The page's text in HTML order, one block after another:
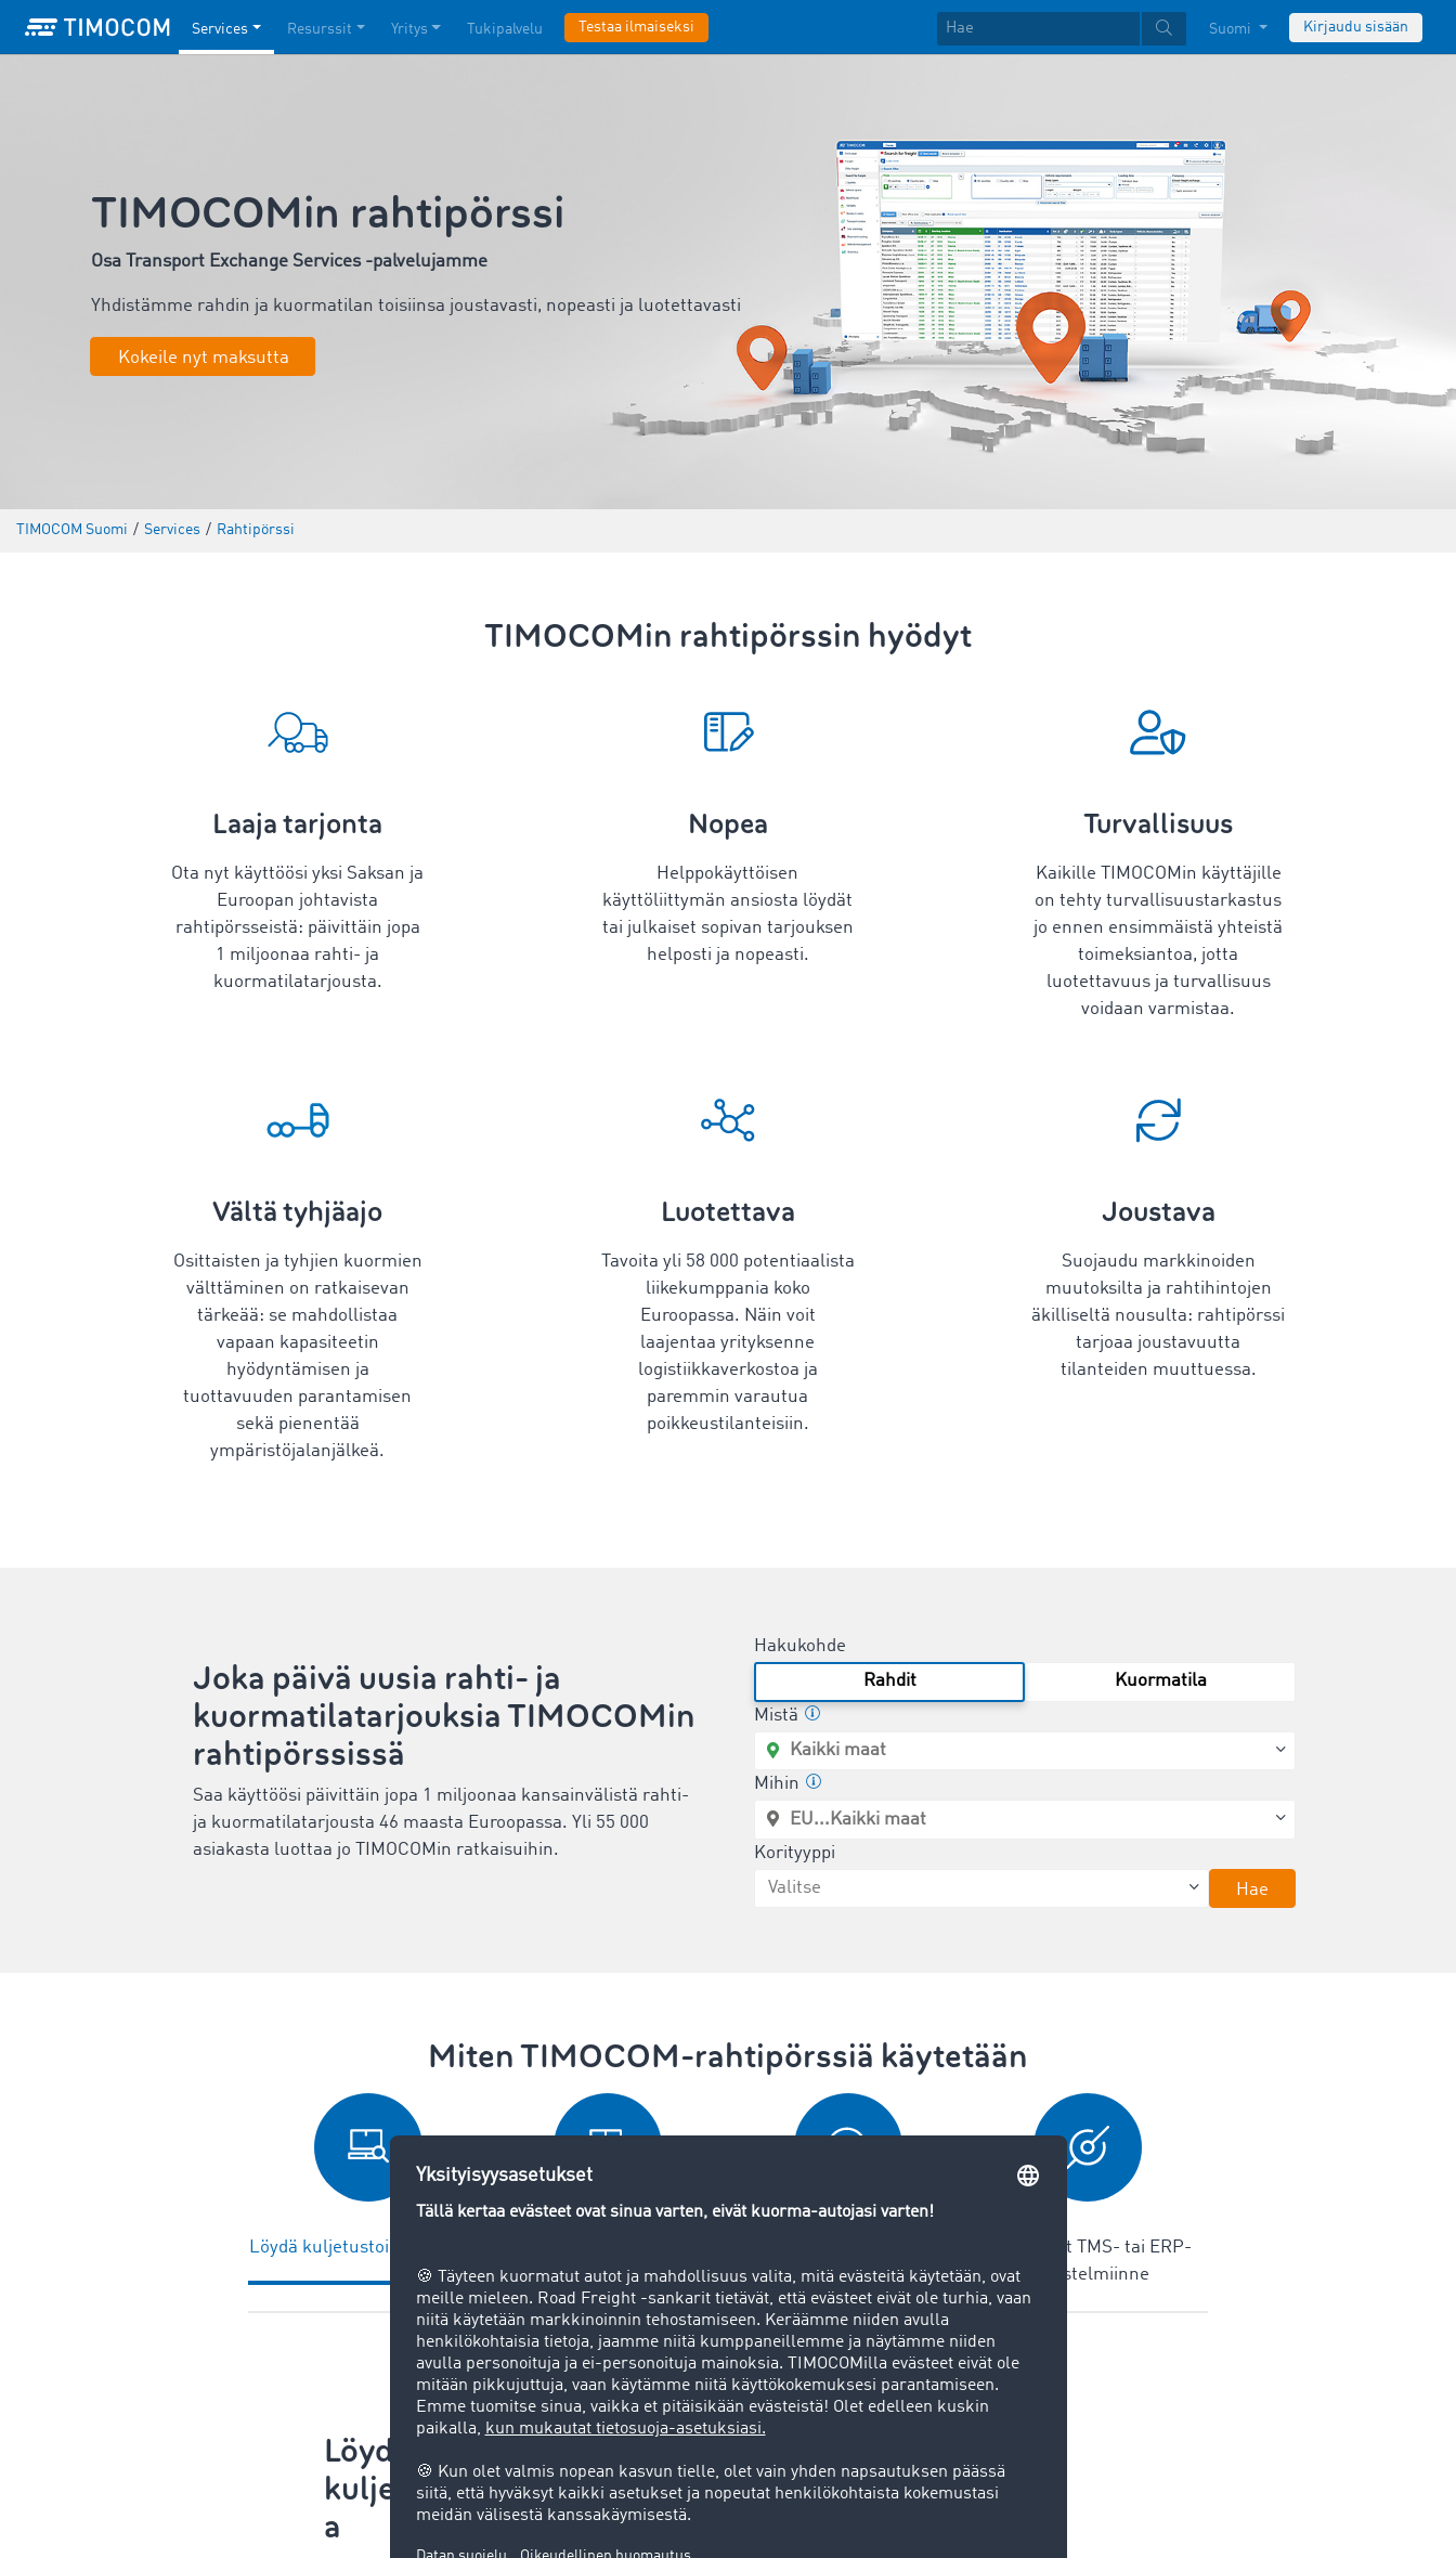
Services Resurssit Yritys Tukipalvelu Testaa ilmaiseksi Suomi Kirjaudu sisään
TIMOCOMin rahtipörssi
Osa Transport Exchange Services -palvelujamme
Yhdistämme rahdin ja kuormatilan toisiinsa joustavasti, nopeasti ja luotettavasti
Kokeile nyt maksutta
TIMOCOM Suomi / Services / Rahtipörssi
TIMOCOMin rahtipörssin hyödyt
Laaja tarjonta
Ota nyt käyttöösi yksi Saksan ja
Euroopan johtavista
rahtipörsseistä: päivittäin jopa
1 miljoonaa rahti- ja
kuormatilatarjousta.
Nopea
Helppokäyttöisen
käyttöliittymän ansiosta löydät
tai julkaiset sopivan tarjouksen
helposti ja nopeasti.
Turvallisuus
Kaikille TIMOCOMin käyttäjille
on tehty turvallisuustarkastus
jo ennen ensimmäistä yhteistä
toimeksiantoa, jotta
luotettavuus ja turvallisuus
voidaan varmistaa.
Vältä tyhjäajo
Osittaisten ja tyhjien kuormien
välttäminen on ratkaisevan
tärkeää: se mahdollistaa
vapaan kapasiteetin
hyödyntämisen ja
tuottavuuden parantamisen
sekä pienentää
ympäristöjalanjälkeä.
Luotettava
Tavoita yli 58 000 potentiaalista
liikekumppania koko
Euroopassa. Näin voit
laajentaa yrityksenne
logistiikkaverkostoa ja
paremmin varautua
poikkeustilanteisiin.
Joustava
Suojaudu markkinoiden
muutoksilta ja rahtihintojen
äkilliseltä nousulta: rahtipörssi
tarjoaa joustavuutta
tilanteiden muuttuessa.
Joka päivä uusia rahti- ja
kuormatilatarjouksia TIMOCOMin
rahtipörssissä
Saa käyttöösi päivittäin jopa 1 miljoonaa kansainvälistä rahti-
ja kuormatilatarjousta 46 maasta Euroopassa. Yli 55 000
asiakasta luottaa jo TIMOCOMin ratkaisuihin.
Hakukohde
Rahdit
Kuormatila
Mistä
Mihin
Korityyppi
Hae
Miten TIMOCOM-rahtipörssiä käytetään
Löydä kuljetustoimeksiantoja
valitsemillesi kumppaneille
Rajapinnat TMS- tai ERP-
järjestelmiinne
Löydä
kuljetustoimeksiantoj
a